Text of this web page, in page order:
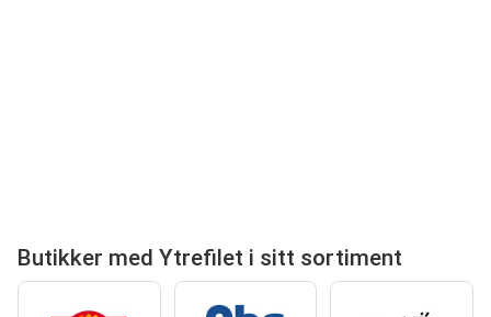
Butikker med Ytrefilet i sitt sortiment